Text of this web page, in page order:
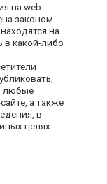
на web-
законом
на
в какой-либо
любые
а также
в
целях..